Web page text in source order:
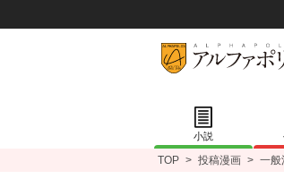
小説
TOP > 投稿漫画 > 一般